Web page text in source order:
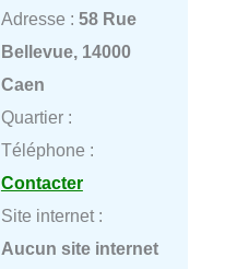
Adresse : 58 Rue
Bellevue, 14000
Caen
Quartier :
Téléphone :
Contacter
Site internet :
Aucun site internet